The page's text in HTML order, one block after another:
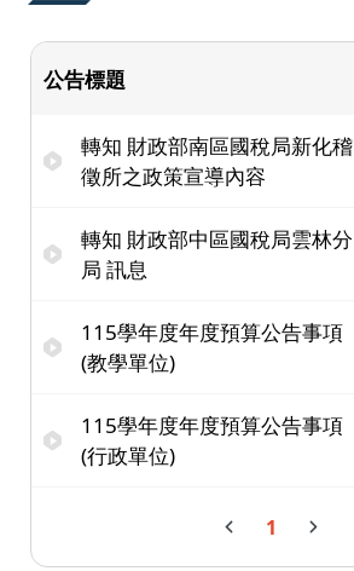
公告標題
轉知 財政部南區國稅局新化稽
徵所之政策宣導內容
轉知 財政部中區國稅局雲林分
局 訊息
115學年度年度預算公告事項
(教學單位)
115學年度年度預算公告事項
(行政單位)
1